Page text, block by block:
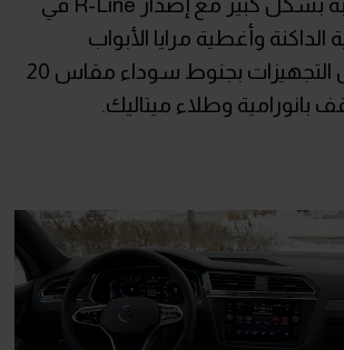
الداكنة وأغطية مرايا الأبواب
السوداء، وتكتمل التجهيزات بجنوط سوداء مقاس 20
وطلاء ميتاليك.